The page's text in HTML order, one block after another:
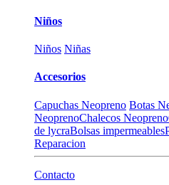
Niños
Niños Niñas
Accesorios
Capuchas Neopreno Botas
NeoprenoChalecos Neopreno
de lycraBolsas impermeables
Reparacion
Contacto